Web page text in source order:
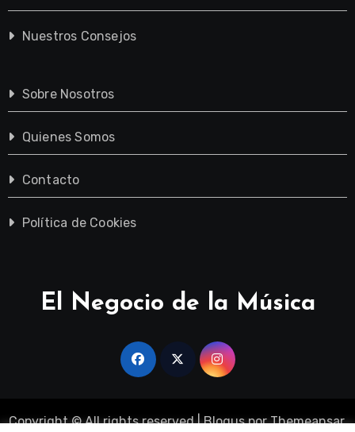
Nuestros Consejos
Sobre Nosotros
Quienes Somos
Contacto
Política de Cookies
El Negocio de la Música
Copyright © All rights reserved |BlogusporThemeansar.